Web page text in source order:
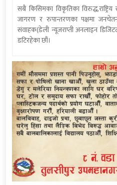
सबै किसिमका विकृतिका विरुद्ध,राष्ट्रिय
जागरण र रुपान्तरणका पक्षमा
संवाहक(डेली न्यूजराप्ती अनलाइन
डटिरहेका छौं।